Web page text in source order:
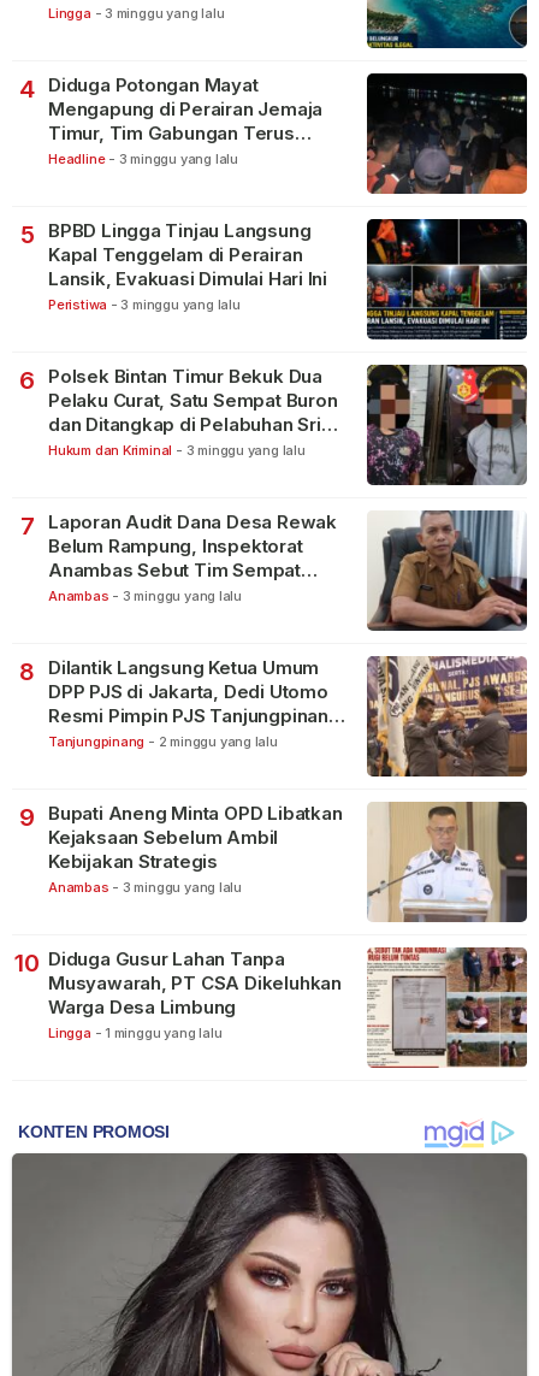
Lingga - 3 minggu yang lalu
4
Diduga Potongan Mayat
Mengapung di Perairan Jemaja
Timur, Tim Gabungan Terus
Lakukan Pencarian
Headline - 3 minggu yang lalu
5
BPBD Lingga Tinjau Langsung
Kapal Tenggelam di Perairan
Lansik, Evakuasi Dimulai Hari Ini
Peristiwa - 3 minggu yang lalu
6
Polsek Bintan Timur Bekuk Dua
Pelaku Curat, Satu Sempat Buron
dan Ditangkap di Pelabuhan Sri
Bintan Pura
Hukum dan Kriminal - 3 minggu yang lalu
7
Laporan Audit Dana Desa Rewak
Belum Rampung, Inspektorat
Anambas Sebut Tim Sempat
Terbagi Tangani Kasus Lain
Anambas - 3 minggu yang lalu
8
Dilantik Langsung Ketua Umum
DPP PJS di Jakarta, Dedi Utomo
Resmi Pimpin PJS Tanjungpinang-
Bintan
Tanjungpinang - 2 minggu yang lalu
9
Bupati Aneng Minta OPD Libatkan
Kejaksaan Sebelum Ambil
Kebijakan Strategis
Anambas - 3 minggu yang lalu
10 Diduga Gusur Lahan Tanpa
Musyawarah, PT CSA Dikeluhkan
Warga Desa Limbung
Lingga - 1 minggu yang lalu